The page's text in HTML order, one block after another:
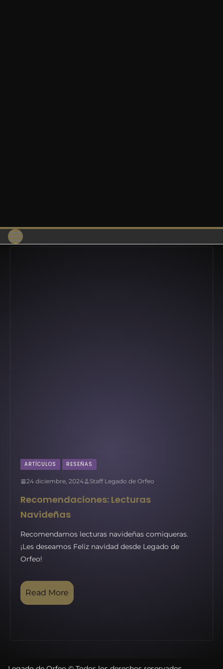
ARTÍCULOS RESEÑAS
24 diciembre, 2024 Staff Legado de Orfeo
Recomendaciones: Lecturas
Navideñas
Recomendamos lecturas navideñas comiqueras.
¡Les deseamos Feliz navidad desde Legado de
Orfeo!
Read More